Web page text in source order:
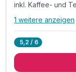
inkl. Kaffee- und
Alle
2 x reichhaltiges
1 weitere anzeigen
5,2 / 6